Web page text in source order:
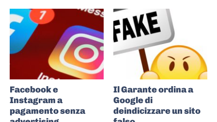
Facebook e
Instagram a
pagamento senza
Il Garante ordina a
Google di
deindicizzare un sito